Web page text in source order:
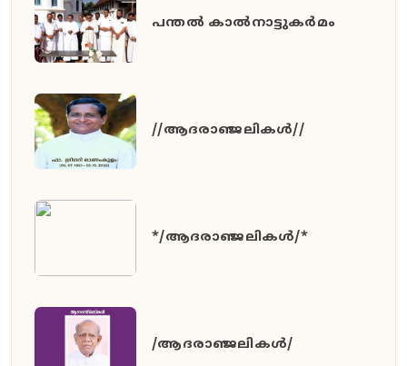
പന്തൽ കാൽനാട്ടുകർമം
//ആദരാഞ്ജലികൾ//
*/ആദരാഞ്ജലികൾ/*
/ആദരാഞ്ജലികൾ/